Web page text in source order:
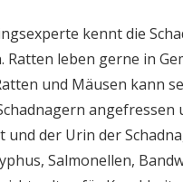
kennt die
leben gerne in
und Mäusen kann
und der Urin der
Salmonellen,